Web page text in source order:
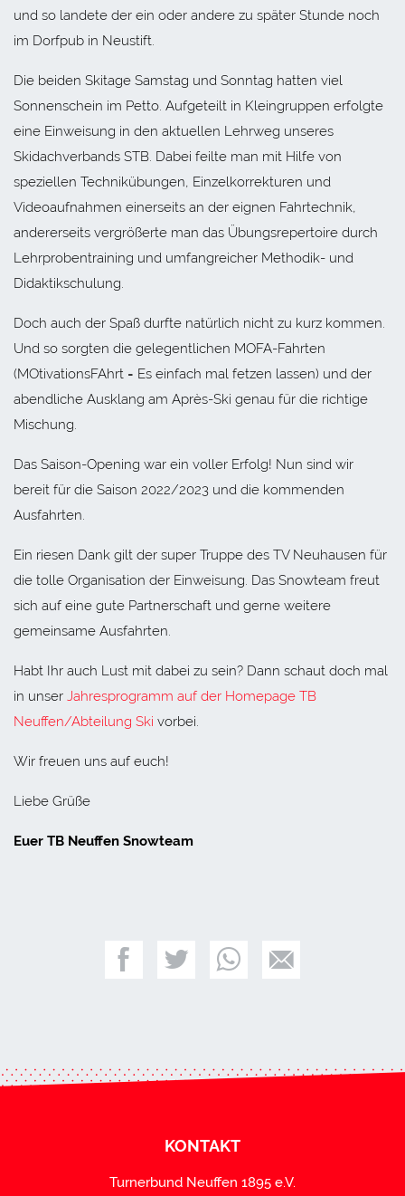
und so landete der ein oder andere zu später Stunde noch
im Dorfpub in Neustift.
Die beiden Skitage Samstag und Sonntag hatten viel
Sonnenschein im Petto. Aufgeteilt in Kleingruppen erfolgte
eine Einweisung in den aktuellen Lehrweg unseres
Skidachverbands STB. Dabei feilte man mit Hilfe von
speziellen Technikübungen, Einzelkorrekturen und
Videoaufnahmen einerseits an der eignen Fahrtechnik,
andererseits vergrößerte man das Übungsrepertoire durch
Lehrprobentraining und umfangreicher Methodik- und
Didaktikschulung.
Doch auch der Spaß durfte natürlich nicht zu kurz kommen.
Und so sorgten die gelegentlichen MOFA-Fahrten
(MOtivationsFAhrt = Es einfach mal fetzen lassen) und der
abendliche Ausklang am Après-Ski genau für die richtige
Mischung.
Das Saison-Opening war ein voller Erfolg! Nun sind wir
bereit für die Saison 2022/2023 und die kommenden
Ausfahrten.
Ein riesen Dank gilt der super Truppe des TV Neuhausen für
die tolle Organisation der Einweisung. Das Snowteam freut
sich auf eine gute Partnerschaft und gerne weitere
gemeinsame Ausfahrten.
Habt Ihr auch Lust mit dabei zu sein? Dann schaut doch mal
in unser Jahresprogramm auf der Homepage TB
Neuffen/Abteilung Ski vorbei.
Wir freuen uns auf euch!
Liebe Grüße
Euer TB Neuffen Snowteam
KONTAKT
Turnerbund Neuffen 1895 e.V.